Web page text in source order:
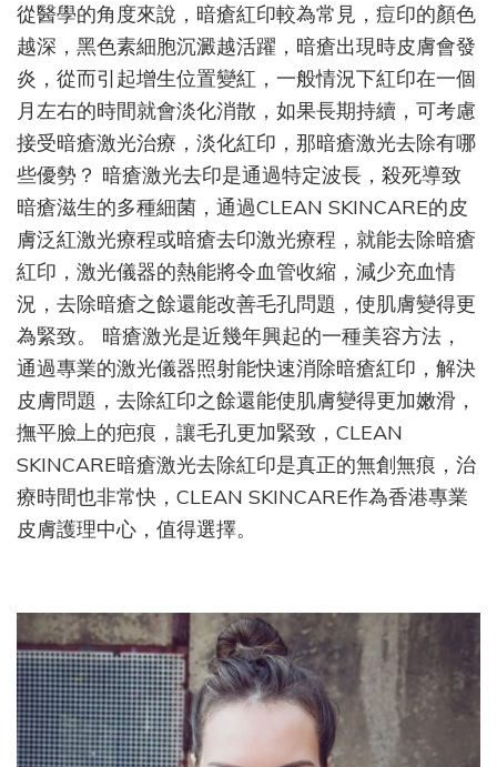
瘡
激
光
去
除
有
哪
些
優
勢
從醫學的角度來說，暗瘡紅印較為常見，痘印的顏色
越深，黑色素細胞沉澱越活躍，暗瘡出現時皮膚會發
炎，從而引起增生位置變紅，一般情況下紅印在一個
月左右的時間就會淡化消散，如果長期持續，可考慮
接受暗瘡激光治療，淡化紅印，那暗瘡激光去除有哪
些優勢？ 暗瘡激光去印是通過特定波長，殺死導致
暗瘡滋生的多種細菌，通過CLEAN SKINCARE的皮
膚泛紅激光療程或暗瘡去印激光療程，就能去除暗瘡
紅印，激光儀器的熱能將令血管收縮，減少充血情
況，去除暗瘡之餘還能改善毛孔問題，使肌膚變得更
為緊致。 暗瘡激光是近幾年興起的一種美容方法，
通過專業的激光儀器照射能快速消除暗瘡紅印，解決
皮膚問題，去除紅印之餘還能使肌膚變得更加嫩滑，
撫平臉上的疤痕，讓毛孔更加緊致，CLEAN
SKINCARE暗瘡激光去除紅印是真正的無創無痕，治
療時間也非常快，CLEAN SKINCARE作為香港專業
皮膚護理中心，值得選擇。